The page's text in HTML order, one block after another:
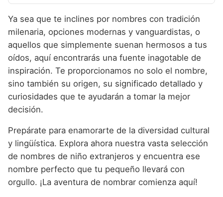
Ya sea que te inclines por nombres con tradición
milenaria, opciones modernas y vanguardistas, o
aquellos que simplemente suenan hermosos a tus
oídos, aquí encontrarás una fuente inagotable de
inspiración. Te proporcionamos no solo el nombre,
sino también su origen, su significado detallado y
curiosidades que te ayudarán a tomar la mejor
decisión.
Prepárate para enamorarte de la diversidad cultural
y lingüística. Explora ahora nuestra vasta selección
de nombres de niño extranjeros y encuentra ese
nombre perfecto que tu pequeño llevará con
orgullo. ¡La aventura de nombrar comienza aquí!